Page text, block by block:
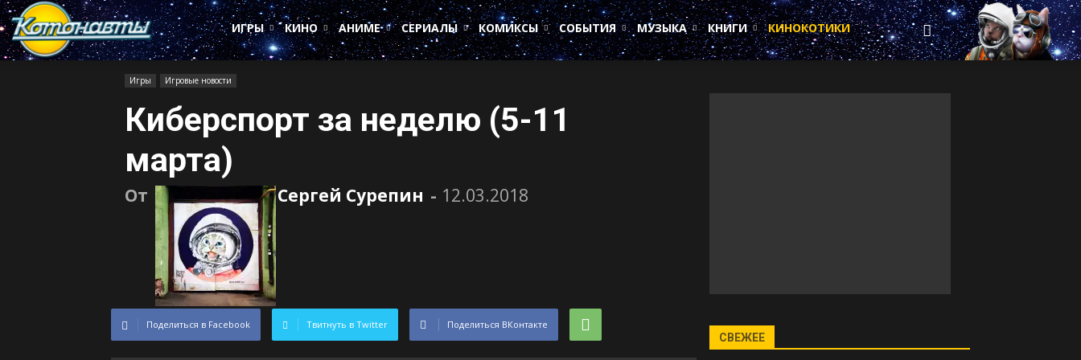
Котонавты
ИГРЫ
КИНО АНИМЕ СЕРИАЛЫ КОМИКСЫ СОБЫТИЯ МУЗЫКА КНИГИ КИНОКОТИКИ
Игры Игровые новости
Киберспорт за неделю (5-11
марта)
От Сергей Сурепин - 12.03.2018
Поделиться в Facebook Твитнуть в Twitter Поделиться ВКонтакте
СВЕЖЕЕ